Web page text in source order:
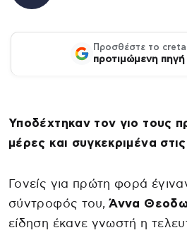
Προσθέστε το
προτιμώμενη
Υποδέχτηκαν τον γιο τους
μέρες και συγκεκριμένα
Γονείς για πρώτη φορά
σύντροφός του,Άννα
είδηση έκανε γνωστή η